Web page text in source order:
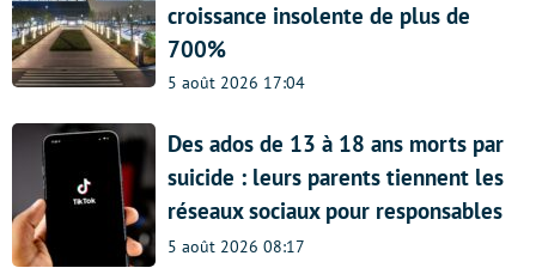
croissance insolente de plus de
700%
5 août 2026 17:04
Des ados de 13 à 18 ans morts par
suicide : leurs parents tiennent les
réseaux sociaux pour responsables
5 août 2026 08:17